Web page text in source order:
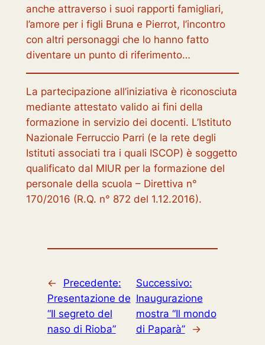
anche attraverso i suoi rapporti famigliari,
l’amore per i figli Bruna e Pierrot, l’incontro
con altri personaggi che lo hanno fatto
diventare un punto di riferimento…
La partecipazione all’iniziativa è riconosciuta
mediante attestato valido ai fini della
formazione in servizio dei docenti. L’Istituto
Nazionale Ferruccio Parri (e la rete degli
Istituti associati tra i quali ISCOP) è soggetto
qualificato dal MIUR per la formazione del
personale della scuola – Direttiva n°
170/2016 (R.Q. n° 872 del 1.12.2016).
←
Precedente:
Presentazione de
“Il segreto del
naso di Rioba”
Successivo:
Inaugurazione
mostra “Il mondo
di Paparà”
→